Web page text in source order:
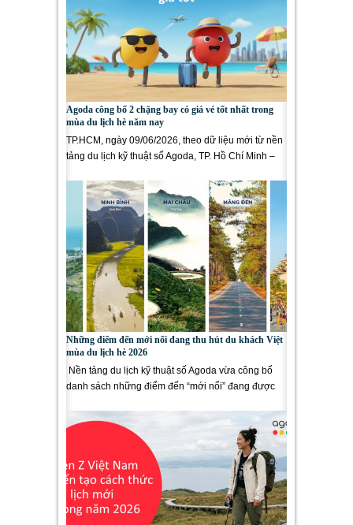
Agoda công bố 2 chặng bay có giá vé tốt nhất trong
mùa du lịch hè năm nay
TP.HCM, ngày 09/06/2026, theo dữ liệu mới từ nền
tảng du lịch kỹ thuật số Agoda, TP. Hồ Chí Minh –
Những điểm đến mới nổi đang thu hút du khách Việt
mùa du lịch hè 2026
Nền tảng du lịch kỹ thuật số Agoda vừa công bố
danh sách những điểm đến “mới nổi” đang được